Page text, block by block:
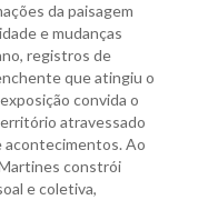
da paisagem
e mudanças
registros de
que atingiu o
convida o
atravessado
Ao
constrói
e coletiva,